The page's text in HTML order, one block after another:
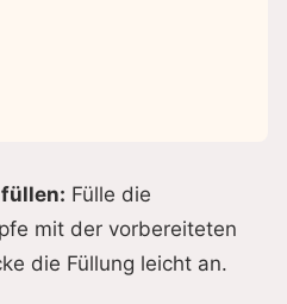
Fülle die
mit der vorbereiteten
die Füllung leicht an.